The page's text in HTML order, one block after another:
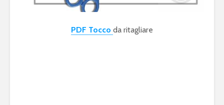
PDF Tocco da ritagliare